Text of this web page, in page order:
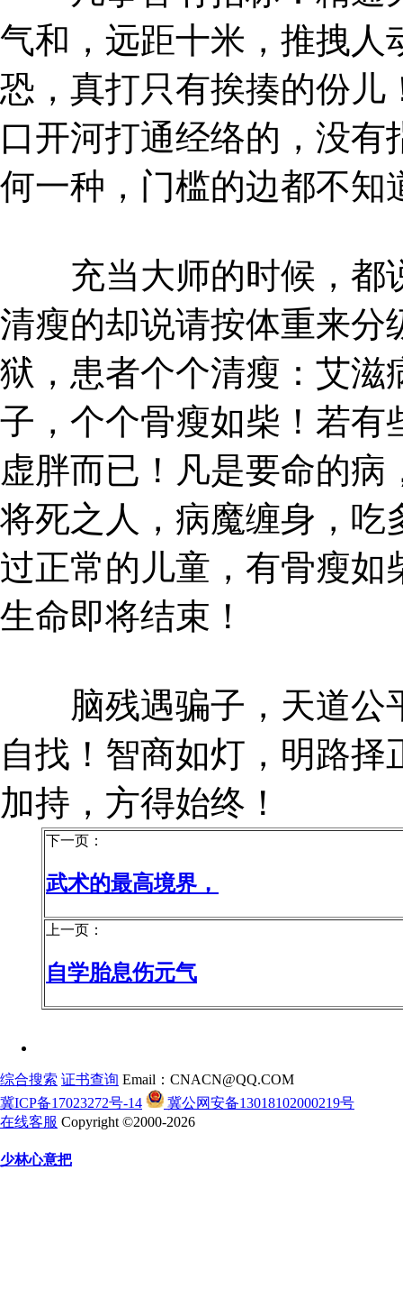
气和，远距十米，推拽人
恐，真打只有挨揍的份儿
口开河打通经络的，没
何一种，门槛的边都不知
充当大师的时候，都
清瘦的却说请按体重来分
狱，患者个个清瘦：艾滋
子，个个骨瘦如柴！若有
虚胖而已！凡是要命的
将死之人，病魔缠身，吃
过正常的儿童，有骨瘦如
生命即将结束！
脑残遇骗子，天道公
自找！智商如灯，明路
加持，方得始终！
下一页：
武术的最高境界，
上一页：
自学胎息伤元气
综合搜索 证书查询 Email：CNACN@QQ.COM
冀ICP备17023272号-14
冀公网安备13018102000219号
在线客服 Copyright ©2000-2026
少林心意把